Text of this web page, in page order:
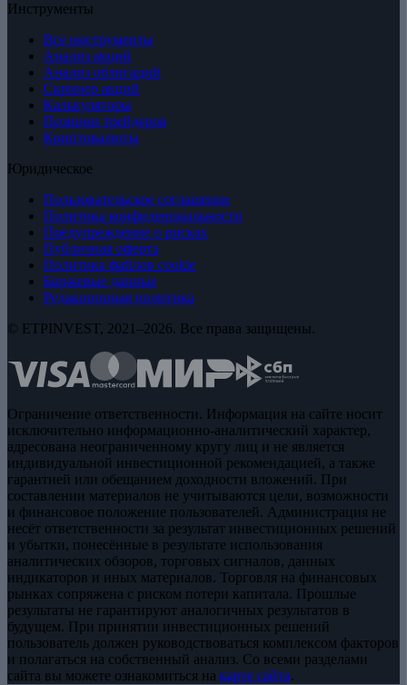
Инструменты
Все инструменты
Анализ акций
Анализ облигаций
Скринер акций
Калькуляторы
Позиции трейдеров
Криптовалюты
Юридическое
Пользовательское соглашение
Политика конфиденциальности
Предупреждение о рисках
Публичная оферта
Политика файлов cookie
Биржевые данные
Редакционная политика
© ETPINVEST, 2021–2026. Все права защищены.
Ограничение ответственности. Информация на сайте носит
исключительно информационно-аналитический характер,
адресована неограниченному кругу лиц и не является
индивидуальной инвестиционной рекомендацией, а также
гарантией или обещанием доходности вложений. При
составлении материалов не учитываются цели, возможности
и финансовое положение пользователей. Администрация не
несёт ответственности за результат инвестиционных решений
и убытки, понесённые в результате использования
аналитических обзоров, торговых сигналов, данных
индикаторов и иных материалов. Торговля на финансовых
рынках сопряжена с риском потери капитала. Прошлые
результаты не гарантируют аналогичных результатов в
будущем. При принятии инвестиционных решений
пользователь должен руководствоваться комплексом факторов
и полагаться на собственный анализ. Со всеми разделами
сайта вы можете ознакомиться на карте сайта.